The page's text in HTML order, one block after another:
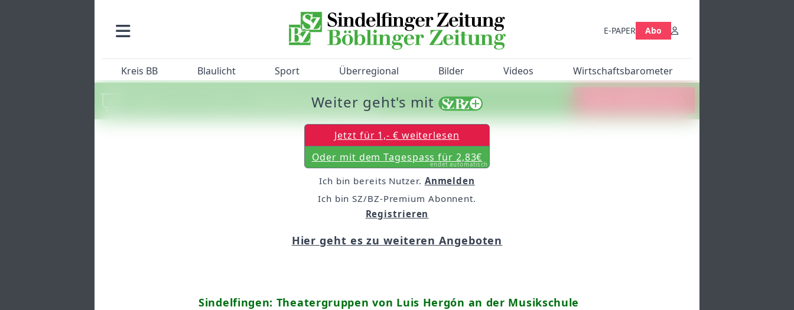
E-PAPER Abo
Kreis BB Blaulicht Sport Überregional Bilder Videos Wirtschaftsbarometer
Machen Sie mit beim SZ/BZ-Bürgerbarometer!
Sindelfingen: Theatergruppen von Luis Hergón an der Musikschule
Weiter geht's mit
Jetzt für 1,- € weiterlesen
Oder mit dem Tagespass für 2,83€
endet automatisch
Ich bin bereits Nutzer. Anmelden
Ich bin SZ/BZ-Premium Abonnent.
Registrieren
Hier geht es zu weiteren Angeboten